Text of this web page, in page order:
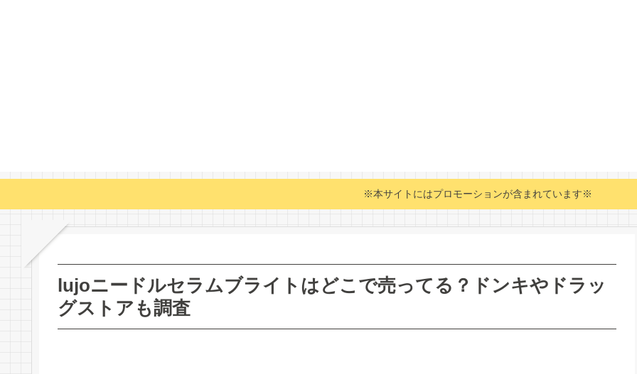
※本サイトにはプロモーションが含まれています※
lujoニードルセラムブライトはどこで売ってる？ドンキやドラッ
グストアも調査